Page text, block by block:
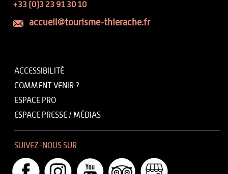
+33 (0)3 23 91 30 10
accueil@tourisme-thierache.fr
ACCESSIBILITÉ
COMMENT VENIR ?
ESPACE PRO
ESPACE PRESSE / MÉDIAS
SUIVEZ-NOUS SUR